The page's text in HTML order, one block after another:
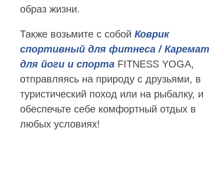
образ жизни.
Также возьмите с собой Коврик
спортивный для фитнеса / Каремат
для йоги и спорта FITNESS YOGA,
отправляясь на природу с друзьями, в
туристический поход или на рыбалку, и
обеспечьте себе комфортный отдых в
любых условиях!